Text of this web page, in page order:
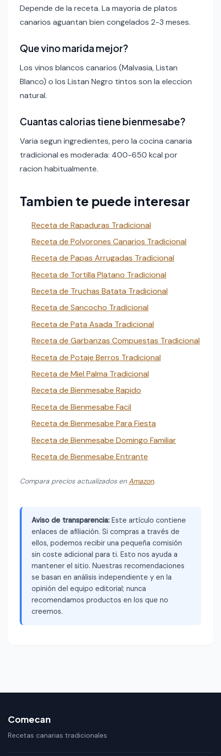
Depende de la receta. La mayoria de platos
canarios aguantan bien congelados 2-3 meses.
Que vino marida mejor?
Los vinos blancos canarios (Malvasia, Listan
Blanco) o los Listan Negro tintos son la eleccion
natural.
Cuantas calorias tiene bienmesabe?
Varia segun ingredientes, pero la cocina canaria
tradicional es moderada: 400-650 kcal por
racion habitualmente.
Tambien te puede interesar
Receta de Rapaduras Tradicional
Receta de Polvorones Canarios Tradicional
Receta de Papas Arrugadas Tradicional
Receta de Tortilla Platano Tradicional
Receta de Truchas Batata Tradicional
Receta de Sancocho Tradicional
Receta de Pata Asada Tradicional
Receta de Garbanzas Compuestas Tradicional
Receta de Potaje Berros Tradicional
Receta de Miel Palma Tradicional
Receta de Bienmesabe Rapido
Receta de Bienmesabe Facil
Receta de Bienmesabe Para Fiesta
Receta de Bienmesabe Domingo Familiar
Receta de Bienmesabe Entrante
Compara precios actualizados enAmazon.
Aviso de transparencia: Este artículo contiene
enlaces de afiliación. Si compras a través de
ellos, podemos recibir una pequeña comisión
sin coste adicional para ti. Esto nos ayuda a
mantener el sitio. Nuestras recomendaciones
se basan en análisis independiente y en la
opinión del equipo editorial; nunca
recomendamos productos en los que no
creemos.
Comecan
Recetas canarias tradicionales